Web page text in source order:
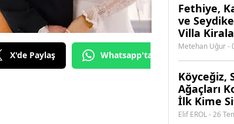
X'de Paylaş Whatsapp'tan Gönder
Fethiye,
ve
Villa
Hangi
Metehan Uğur -
Köyceğiz,
Ağaçları
İlk Kime
Ederdi?
Elif EROL - 26